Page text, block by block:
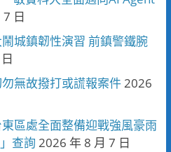
日
鬧城鎮韌性演習 前鎮警鐵腕
無故撥打或謊報案件2026
區處全面整備迎戰強風豪雨
查詢 2026 年 8 月 7 日